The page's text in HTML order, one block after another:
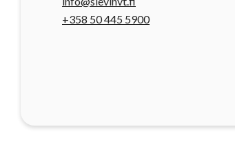
+358 50 445 5900